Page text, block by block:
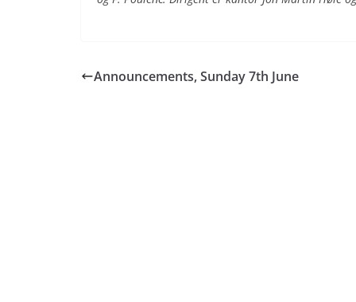
Announcements, Sunday 7th June